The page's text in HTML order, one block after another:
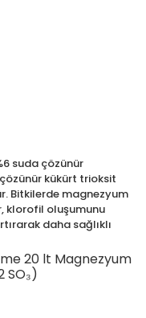
suda çözünür
kükürt trioksit
Bitkilerde magnezyum
klorofil oluşumunu
daha sağlıklı
20 lt Magnezyum
SO₃)